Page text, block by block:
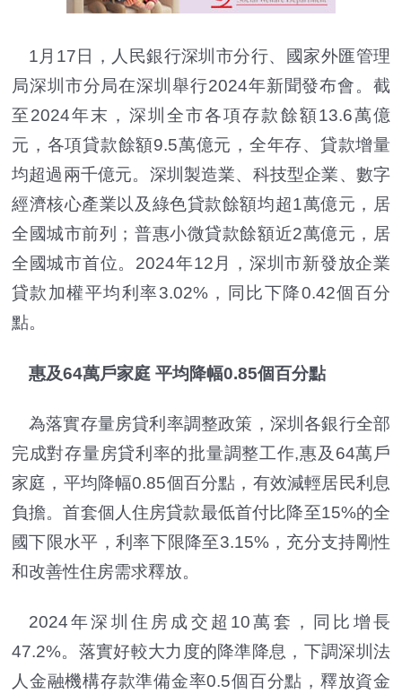
1月17日，人民銀行深圳市分行、國家外匯管理
局深圳市分局在深圳舉行2024年新聞發布會。截
至2024年末，深圳全市各項存款餘額13.6萬億
元，各項貸款餘額9.5萬億元，全年存、貸款增量
均超過兩千億元。深圳製造業、科技型企業、數字
經濟核心產業以及綠色貸款餘額均超1萬億元，居
全國城市前列；普惠小微貸款餘額近2萬億元，居
全國城市首位。2024年12月，深圳市新發放企業
貸款加權平均利率3.02%，同比下降0.42個百分
點。
惠及64萬戶家庭 平均降幅0.85個百分點
為落實存量房貸利率調整政策，深圳各銀行全部
完成對存量房貸利率的批量調整工作,惠及64萬戶
家庭，平均降幅0.85個百分點，有效減輕居民利息
負擔。首套個人住房貸款最低首付比降至15%的全
國下限水平，利率下限降至3.15%，充分支持剛性
和改善性住房需求釋放。
2024年深圳住房成交超10萬套，同比增長
47.2%。落實好較大力度的降準降息，下調深圳法
人金融機構存款準備金率0.5個百分點，釋放資金